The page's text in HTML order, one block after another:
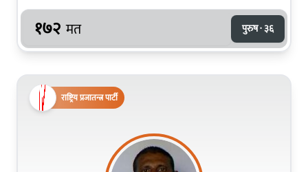
१७२ मत पुरुष · ३६
राष्ट्रिय प्रजातन्त्र पार्टी